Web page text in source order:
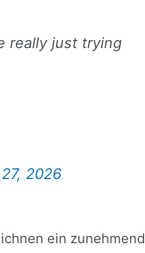
really just trying
2026
ein zunehmend